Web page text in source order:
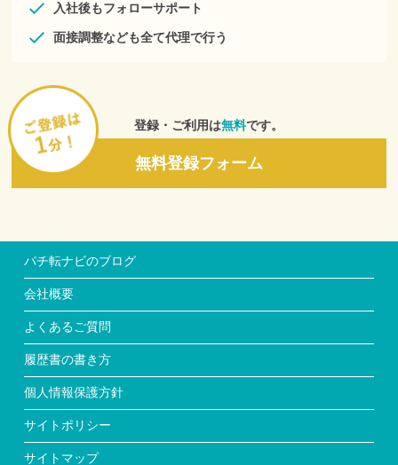
(4)応募意思の確認のとれた求人に対する応募手続きの代行
(5)メールマガジンなどの媒体によるキャンペーンの提供
(6)その他利用者の転職に有益と当社が判断する一切のサービス
発売する新聞、広告、雑誌その他の媒体等に転載することにつ
いて、あらかじめ同意しているものとします。
３．利用者は、当社が、個人情報以外の情報および本サービス
の利用状況について、当社と取引を行う協力企業、媒体、マス
コミ等が編集、発行、もしくは発売するものに転載することに
ついて、あらかじめ同意しているものとします。
４．本条2項および3項の場合、転載された掲載物の著作権は、
５．前各項に掲げる内容から発生する一切の損害について、当
社は何らの責任も負わないものとします。
■第７条 利用者情報の正確性
利用者が当社に対して利用申し込み時などで提供した情報が正
して求人企業、その他の第三者から何らかの異議、請求もしく
は要求などがなされた場合には、自己の費用負担と責任で対処
するものとします。また、当社に一切の迷惑をかけないことを
保証するものとします。
■第8条 労働条件
当社は、利用者が求人企業に入社した場合の仕事内容や処遇な
ど労働条件の概略について確認を行いますが、利用者は、利用
者の責任において、求人企業に労働条件を直接確認した後に雇
用契約を結ぶものとし、当社が確認しかつ利用者に通知した労
入社後もフォローサポート
面接調整なども全て代理で行う
登録・ご利用は無料です。
無料登録フォーム
パチ転ナビのブログ
会社概要
よくあるご質問
履歴書の書き方
個人情報保護方針
サイトポリシー
サイトマップ